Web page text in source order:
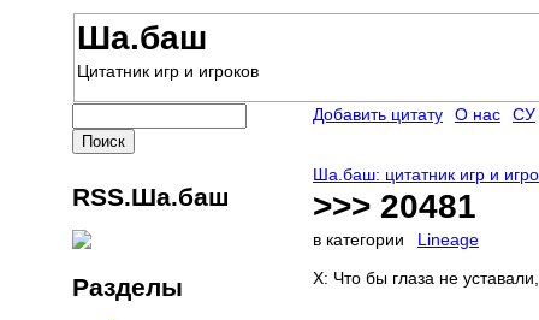
Ша.баш
Цитатник игр и игроков
Ша.баш: цитатник игр и
>>> 20481
в категории
Lineage
X: Что бы глаза не
Добавить цитату О нас СУ
RSS.Ша.баш
Разделы